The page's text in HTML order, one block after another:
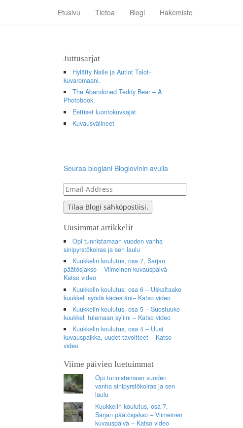
Etusivu Tietoa Blogi Hakemisto
Juttusarjat
Hylätty Nalle ja Autiot Talot-
kuvaromaani.
The Abandoned Teddy Bear – A
Photobook.
Eettiset luontokuvaajat
Kuvausvälineet
Seuraa blogiani Bloglovinin avulla
Email
Address
Tilaa Blogi sähköpostiisi.
Uusimmat artikkelit
Opi tunnistamaan vuoden vanha
sinipyrstökoiras ja sen laulu
Kuukkelin koulutus, osa 7, Sarjan
päätösjakso – Viimeinen kuvauspäivä –
Katso video
Kuukkelin koulutus, osa 6 – Uskaltaako
kuukkeli syödä kädestäni– Katso video
Kuukkelin koulutus, osa 5 – Suostuuko
kuukkeli tulemaan syliini – Katso video
Kuukkelin koulutus, osa 4 – Uusi
kuvauspaikka, uudet tavoitteet – Katso
video
Viime päivien luetuimmat
Opi tunnistamaan vuoden
vanha sinipyrstökoiras ja sen
laulu
Kuukkelin koulutus, osa 7,
Sarjan päätösjakso – Viimeinen
kuvauspäivä – Katso video